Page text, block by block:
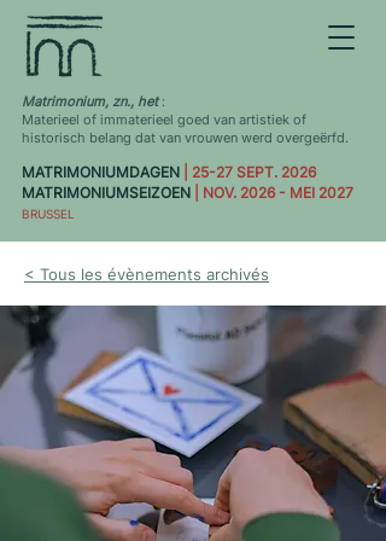
Matrimonium, zn., het :
Materieel of immaterieel goed van artistiek of
historisch belang dat van vrouwen werd overgeërfd.
MATRIMONIUMDAGEN | 25-27 SEPT. 2026
MATRIMONIUMSEIZOEN | NOV. 2026 - MEI 2027
BRUSSEL
< Tous les évènements archivés